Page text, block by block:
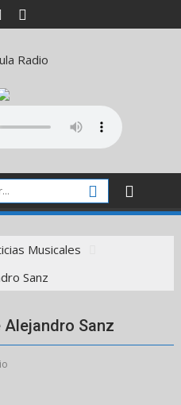
Musicales
Sanz
Alejandro Sanz